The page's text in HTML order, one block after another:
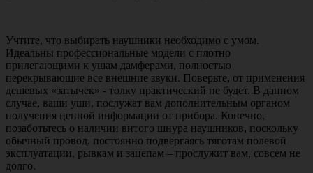
Учтите, что выбирать наушники необходимо с умом.
Идеальны профессиональные модели с плотно
прилегающими к ушам дамферами, полностью
перекрывающие все внешние звуки. Поверьте, от применения
дешевых «затычек» - толку практический не будет. В данном
случае, ваши уши, послужат вам дополнительным органом
получения ценной информации от прибора. Конечно,
позаботьтесь о наличии витого шнура наушников, поскольку
обычный провод, постоянно подвергаясь тяготам полевой
эксплуатации, рывкам и зацепам – прослужит вам, совсем не
долго.